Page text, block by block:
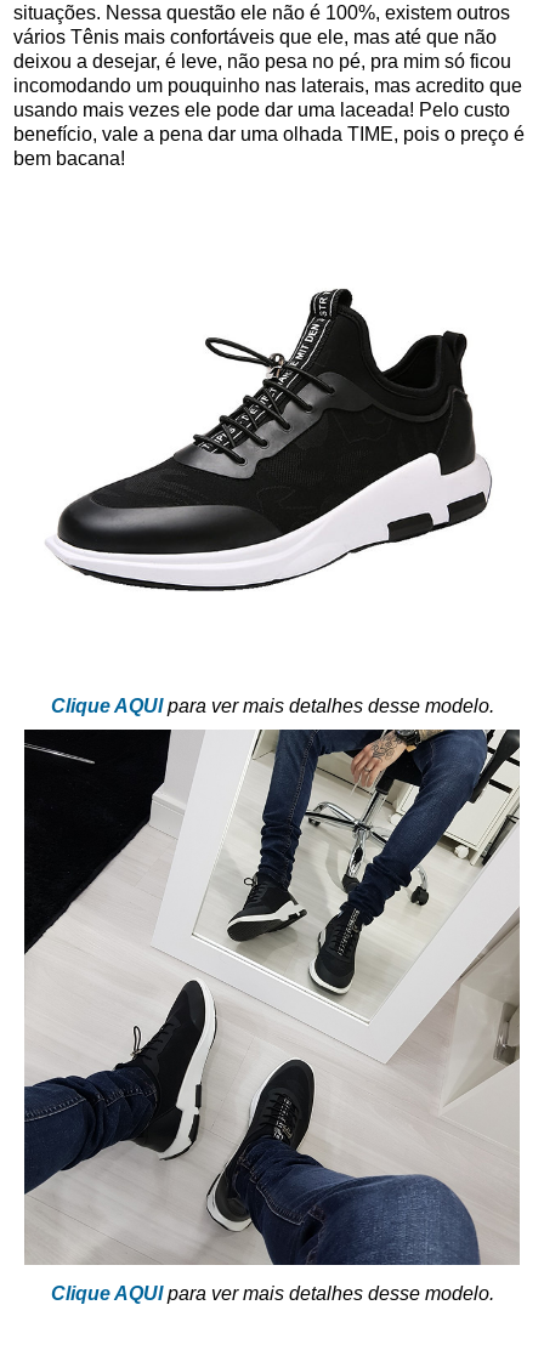
situações. Nessa questão ele não é 100%, existem outros
vários Tênis mais confortáveis que ele, mas até que não
deixou a desejar, é leve, não pesa no pé, pra mim só ficou
incomodando um pouquinho nas laterais, mas acredito que
usando mais vezes ele pode dar uma laceada! Pelo custo
benefício, vale a pena dar uma olhada TIME, pois o preço é
bem bacana!
Clique AQUIpara ver mais detalhes desse modelo.
Clique AQUIpara ver mais detalhes desse modelo.